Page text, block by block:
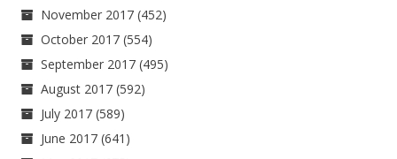
November 2017 (452)
October 2017 (554)
September 2017 (495)
August 2017 (592)
July 2017 (589)
June 2017 (641)